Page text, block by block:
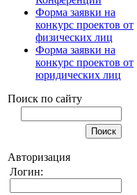
Форма заявки на
конкурс проектов от
физических лиц
Форма заявки на
конкурс проектов от
юридических лиц
Поиск по сайту
Авторизация
Логин: